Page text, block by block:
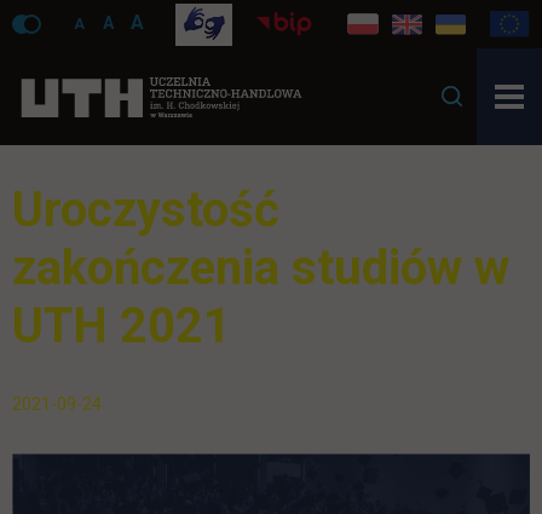
A A A
Uroczystość
zakończenia studiów w
UTH 2021
2021-09-24